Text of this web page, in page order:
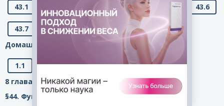
43.1 43.3 43.4 43.5 43.6
43.7
43.8
Домашняя контрольная работа №7:
1.1 1.2 2.1
2.2
8 глава. Номера с 44.1 по 47.8 (Функция у = x2.)
§44. Функция у = х2 и её график